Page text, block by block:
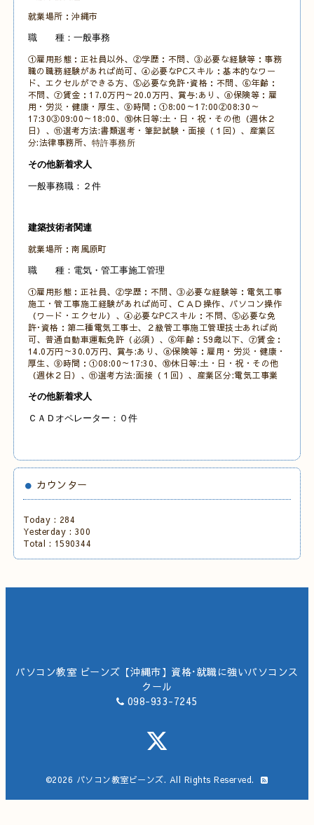
就業場所：沖縄市
職 種：一般事務
①雇用形態：正社員以外、②学歴：不問、③必要な経験等：事務
職の職務経験があれば尚可、④必要なPCスキル：基本的なワー
ド、エクセルができる方、⑤必要な免許･資格：不問、⑥年齢：
不問、⑦賃金：17.0万円～20.0万円、賞与:あり、⑧保険等：雇
用・労災・健康・厚生、⑨時間：①8:00～17:00②08:30～
17:30③09:00～18:00、⑩休日等:土・日・祝・その他（週休２
日）、⑪選考方法:書類選考・筆記試験・面接（１回）、産業区
分:法律事務所、 特許事務所
その他新着求人
一般事務職：２件
建築技術者関連
就業場所：南風原町
職 種：電気・管工事施工管理
①雇用形態：正社員、②学歴：不問、③必要な経験等：電気工事
施工・管工事施工経験があれば尚可、ＣＡＤ操作、パソコン操作
（ワード・エクセル）、④必要なPCスキル：不問、⑤必要な免
許･資格：第二種電気工事士、２級管工事施工管理技士あれば尚
可、普通自動車運転免許（必須）、⑥年齢：59歳以下、⑦賃金：
14.0万円～30.0万円、賞与:あり、⑧保険等：雇用・労災・健康・
厚生、⑨時間：①08:00～17:30、⑩休日等:土・日・祝・その他
（週休２日）、⑪選考方法:面接（１回）、産業区分:電気工事業
その他新着求人
ＣＡＤオペレーター：０件
カウンター
Today : 284
Yesterday : 300
Total : 1590344
パソコン教室 ビーンズ【沖縄市】資格･就職に強いパソコンス
クール
098-933-7245
©2026 パソコン教室ビーンズ. All Rights Reserved.